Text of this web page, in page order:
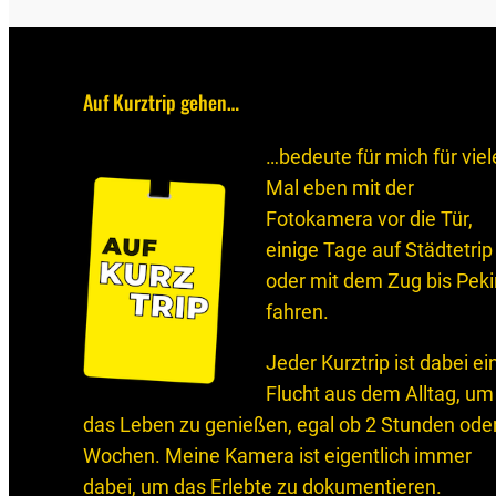
Auf Kurztrip gehen…
…bedeute für mich für
Mal eben mit der
Fotokamera vor die Tür,
einige Tage auf Städtetrip
oder mit dem Zug bis
fahren.
Jeder Kurztrip ist dabei
Flucht aus dem Alltag, um
das Leben zu genießen, egal ob 2 Stunden
Wochen. Meine Kamera ist eigentlich immer
dabei, um das Erlebte zu dokumentieren.